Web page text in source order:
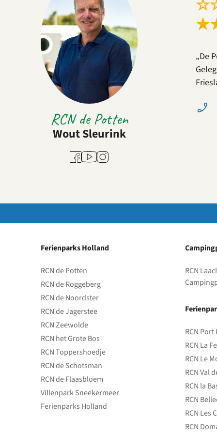
RCN de Potten
Wout Sleurink
Facebook
YoutubeInstagram
☆
★
„De
Ferienparks Holland
RCN de Potten
RCN de Roggeberg
RCN de Noordster
RCN de Jagerstee
RCN Zeewolde
RCN het Grote Bos
RCN Toppershoedje
RCN de Schotsman
RCN de Flaasbloem
Villenpark Sneekermeer
Ferienparks Holland
RCN
RCN
RCN La
RCN Le
RCN Val
RCN la
RCN
RCN Les
RCN